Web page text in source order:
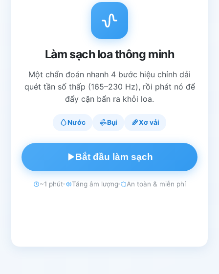
Làm sạch loa thông minh
Một chẩn đoán nhanh 4 bước hiệu chỉnh dải
quét tần số thấp (165–230 Hz), rồi phát nó để
đẩy cặn bẩn ra khỏi loa.
Nước Bụi Xơ vải
Bắt đầu làm sạch
~1 phút Tăng âm lượng An toàn & miễn phí